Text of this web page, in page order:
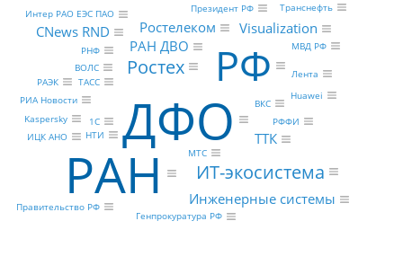
ДФО
РАН
РФ
Ростех
ИТ-экосистема
РАН ДВО
Visualization
CNews RND Ростелеком
ТТК
Инженерные системы
МТС
РФФИ
РНФ
ВОЛС
ВКС
ТАСС
РИА Новости
Kaspersky
Huawei
1С
Лента
НТИ
Интер РАО ЕЭС ПАО
ИЦК АНО
Транснефть
МВД РФ
Правительство РФ
Генпрокуратура РФ
Президент РФ
РАЭК